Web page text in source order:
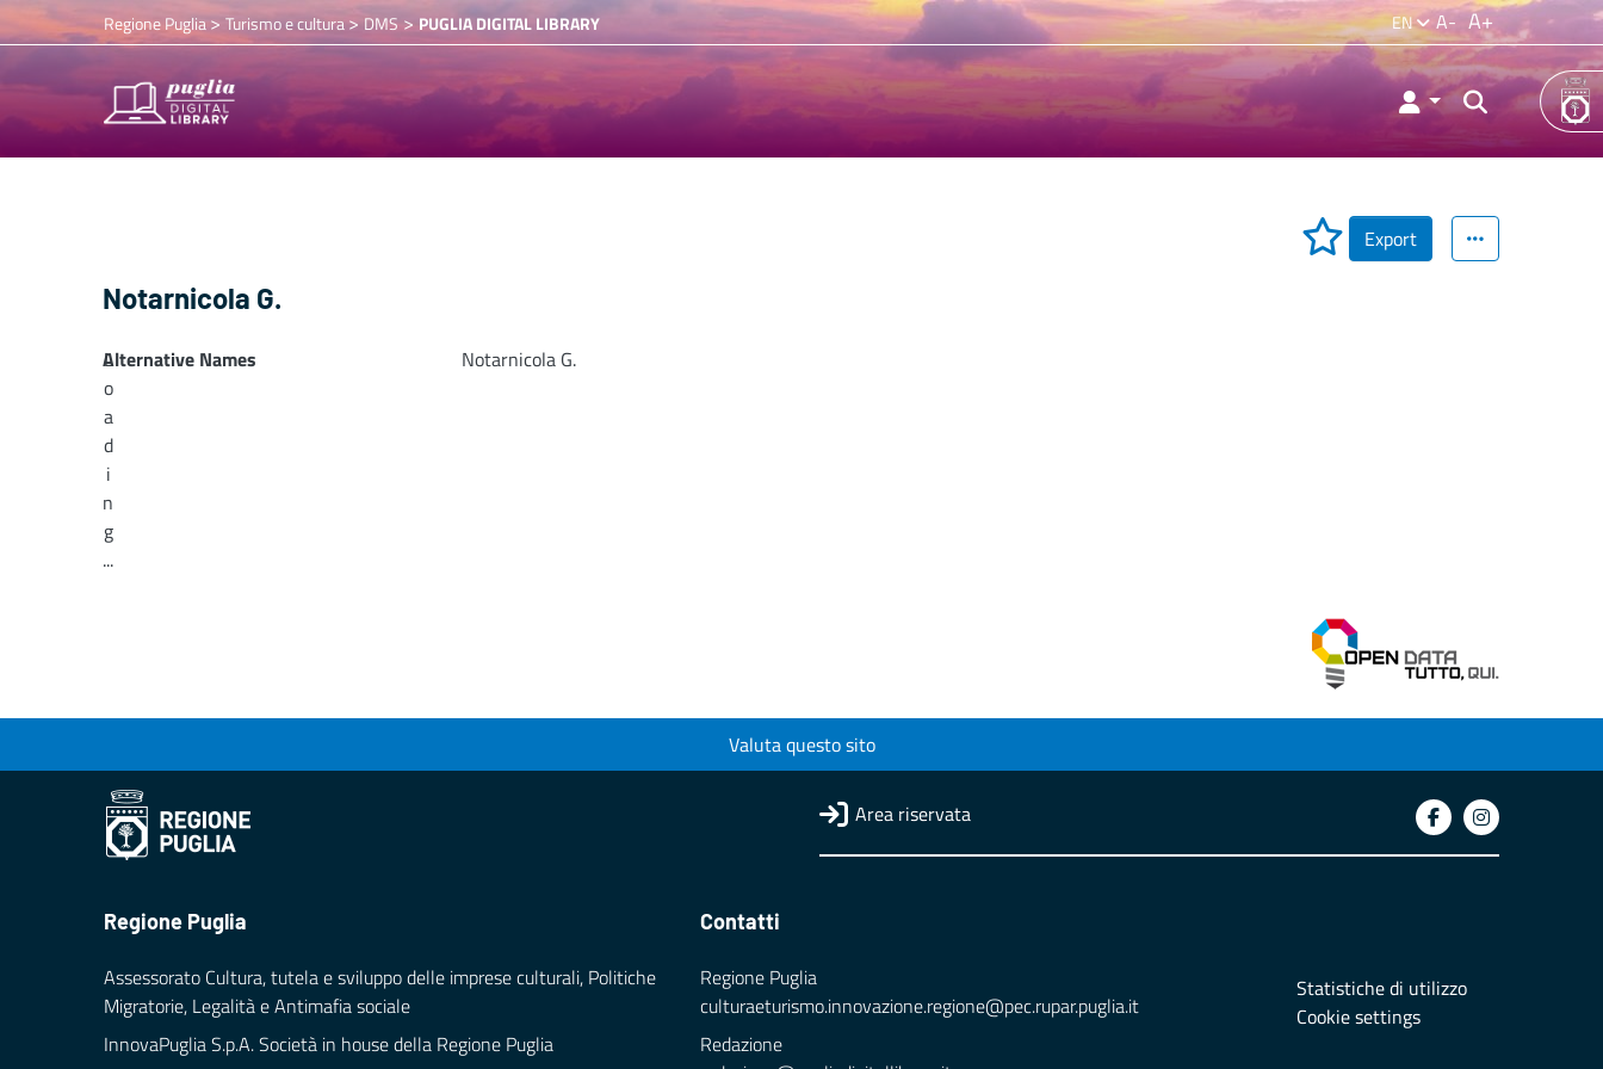
Regione Puglia> Turismo e cultura>DMS > PUGLIA DIGITAL LIBRARY EN A- A+
Export
Notarnicola G.
L
o
a
d
i
n
g
...
Alternative Names Notarnicola G.
Valuta questo sito
Area riservata
Regione Puglia
Assessorato Cultura, tutela e sviluppo delle imprese culturali, Politiche
Migratorie, Legalità e Antimafia sociale
InnovaPuglia S.p.A. Società in house della Regione Puglia
Contatti
Regione Puglia
culturaeturismo.innovazione.regione@pec.rupar.puglia.it
Redazione
Statistiche di utilizzo
Cookie settings